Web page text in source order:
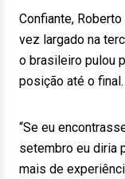
Confiante,
vez largado na
o brasileiro pulou
posição até o final.
“Se eu
setembro eu diria
mais de